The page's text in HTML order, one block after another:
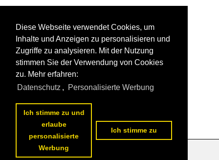
Datenschutzerklärung
Diese Webseite verwendet Cookies, um
Inhalte und Anzeigen zu personalisieren und
Zugriffe zu analysieren. Mit der Nutzung
stimmen Sie der Verwendung von Cookies
zu. Mehr erfahren:
Datenschutz , Personalisierte Werbung
Ich stimme zu und
erlaube
personalisierte
Werbung
Ich stimme zu